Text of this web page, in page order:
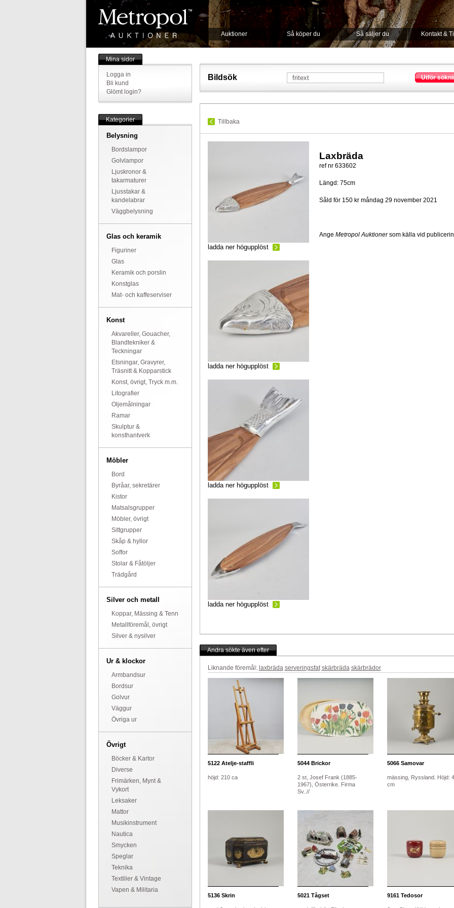
Auktioner Så köper du Så säljer du Kontakt &
Mina sidor
Logga in
Bli kund
Glömt login?
Kategorier
Belysning
Bordslampor
Golvlampor
Ljuskronor &
takarmaturer
Ljusstakar &
kandelabrar
Väggbelysning
Glas och keramik
Figuriner
Glas
Keramik och porslin
Konstglas
Mat- och kaffeserviser
Konst
Akvareller, Gouacher,
Blandtekniker &
Teckningar
Etsningar, Gravyrer,
Träsnitt & Kopparstick
Konst, övrigt, Tryck m.m.
Litografier
Oljemålningar
Ramar
Skulptur &
konsthantverk
Möbler
Bord
Byråar, sekretärer
Kistor
Matsalsgrupper
Möbler, övrigt
Sittgrupper
Skåp & hyllor
Soffor
Stolar & Fåtöljer
Trädgård
Silver och metall
Koppar, Mässing & Tenn
Metallföremål, övrigt
Silver & nysilver
Ur & klockor
Armbandsur
Bordsur
Golvur
Väggur
Övriga ur
Övrigt
Böcker & Kartor
Diverse
Frimärken, Mynt &
Vykort
Leksaker
Mattor
Musikinstrument
Nautica
Smycken
Speglar
Teknika
Textilier & Vintage
Vapen & Militaria
Bildsök Utför
Tillbaka
ladda ner högupplöst
ladda ner högupplöst
ladda ner högupplöst
ladda ner högupplöst
Laxbräda
ref nr 633602
Längd: 75cm
Såld för 150 krmåndag 29 november 2021
Ange Metropol Auktionersom källa vid
Andra sökte även efter
Liknande föremål: laxbräda serveringsfat skärbräda skärbrädor
5122Atelje-staffli
höjd: 210 ca
5044Brickor
2 st, Josef Frank (1885-
1967), Österrike. Firma
Sv..//
5066Samovar
mässing, Ryssland. Höjd:
cm
5136Skrin 5021Tågset 9161Tedosor